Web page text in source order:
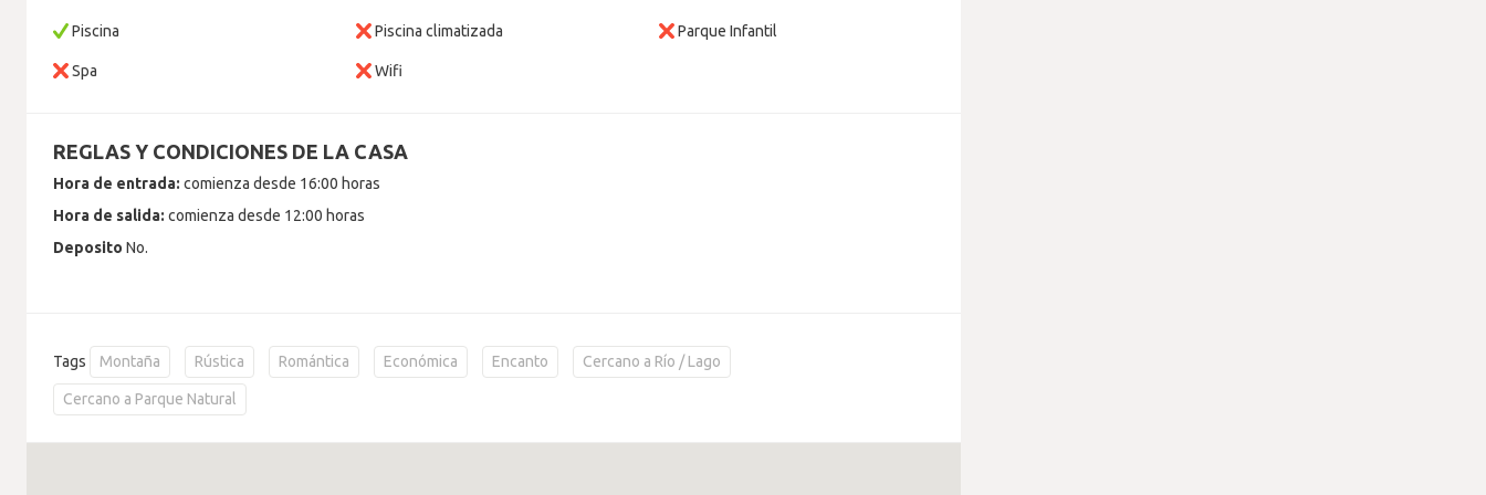
Piscina
Spa
Piscina climatizada
Wifi
Parque Infantil
REGLAS Y CONDICIONES DE LA CASA
Hora de entrada: comienza desde 16:00 horas
Hora de salida: comienza desde 12:00 horas
Deposito No.
Tags Montaña Rústica Romántica Económica Encanto Cercano a Río / Lago
Cercano a Parque Natural